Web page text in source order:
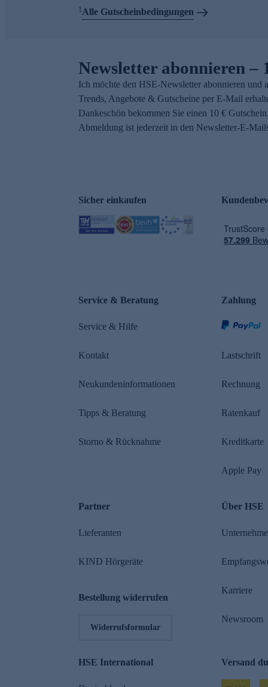
1Alle Gutscheinbedingungen
Newsletter abonnieren –
Ich möchte den HSE-Newsletter abonnieren und
Trends, Angebote & Gutscheine per E-Mail
Dankeschön bekommen Sie einen 10 €
Abmeldung ist jederzeit in den Newsletter-E-
Sicher einkaufen
Service & Beratung
Service & Hilfe
Kontakt
Neukundeninformationen
Tipps & Beratung
Storno & Rücknahme
Zahlung
Lastschrift
Rechnung
Ratenkauf
Kreditkarte
Apple Pay
Partner
Lieferanten
KIND Hörgeräte
Bestellung widerrufen
Widerrufsformular
Über HSE
Karriere
Newsroom
HSE International Versand